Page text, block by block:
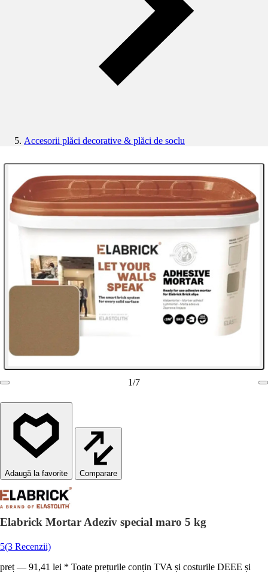
Accesorii plăci decorative & plăci de soclu
1/7
Comparare
Elabrick Mortar Adeziv special maro 5 kg
5(3 Recenzii)
preț — 91,41 lei * Toate prețurile conțin TVA și costurile DEEE și